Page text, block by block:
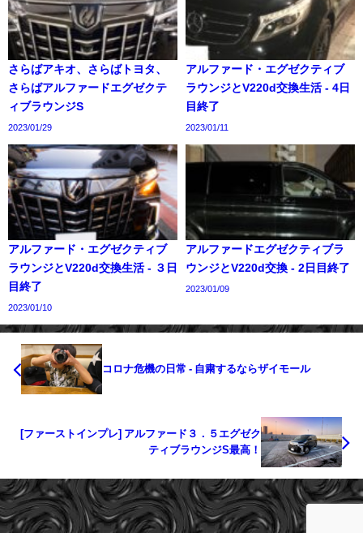
さらばアキオ、さらばトヨタ、
さらばアルファードエグゼクテ
ィブラウンジS
2023/01/29
アルファード・エグゼクティブ
ラウンジとV220d交換生活 - 4日
目終了
2023/01/11
アルファード・エグゼクティブ
ラウンジとV220d交換生活 - ３日
目終了
2023/01/10
アルファードエグゼクティブラ
ウンジとV220d交換 - 2日目終了
2023/01/09
コロナ危機の日常 - 自粛するならザイモール
[ファーストインプレ] アルファード３．５エグゼク
ティブラウンジS最高！